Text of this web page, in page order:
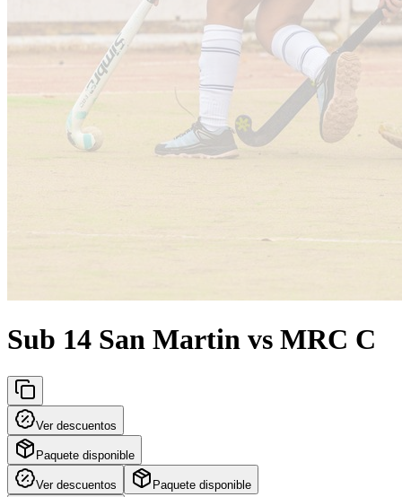
Sub 14 San Martin vs MRC C
Ver descuentos
Paquete disponible
Ver descuentos Paquete disponible